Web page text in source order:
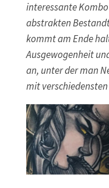
interessante
abstrakten
kommt am Ende
Ausgewogenheit
an, unter der man
mit verschiedensten